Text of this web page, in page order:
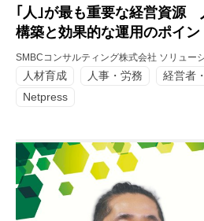
｢人｣が最も重要な経営資源
構築と効果的な運用のポイン
SMBCコンサルティング株式会社 ソリュー
人材育成 人事・労務
経営者
Netpress